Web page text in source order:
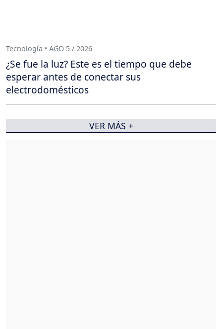
Tecnología • AGO 5 / 2026
¿Se fue la luz? Este es el tiempo que debe
esperar antes de conectar sus
electrodomésticos
VER MÁS +